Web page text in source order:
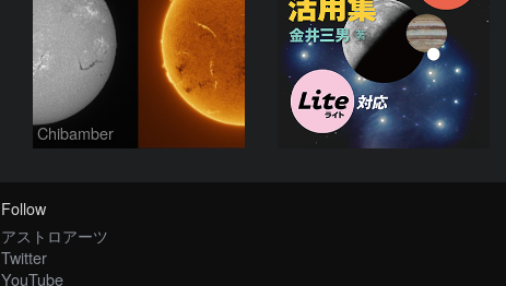
Chibamber
Follow
アストロアーツ
Twitter
YouTube